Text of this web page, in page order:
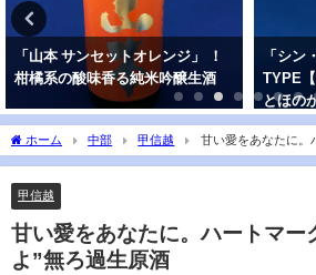
「山本 サンセットオレンジ」 ！
柑橘系の酸味香る純米吟醸生酒
「シン
TYPE
とほの
ホーム 中部 甲信越
甘い愛をあなたに。
よ”無ろ過生原酒
甲信越
甘い愛をあなたに。ハートマー
よ”無ろ過生原酒